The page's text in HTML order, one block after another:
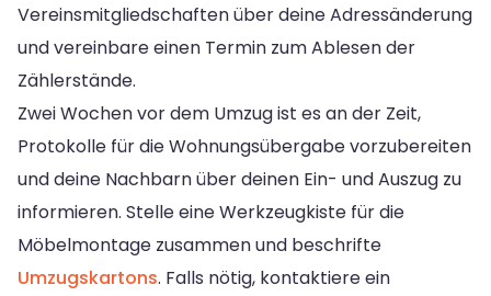
Vereinsmitgliedschaften über deine Adressänderung
und vereinbare einen Termin zum Ablesen der
Zählerstände.
Zwei Wochen vor dem Umzug ist es an der Zeit,
Protokolle für die Wohnungsübergabe vorzubereiten
und deine Nachbarn über deinen Ein- und Auszug zu
informieren. Stelle eine Werkzeugkiste für die
Möbelmontage zusammen und beschrifte
Umzugskartons. Falls nötig, kontaktiere ein